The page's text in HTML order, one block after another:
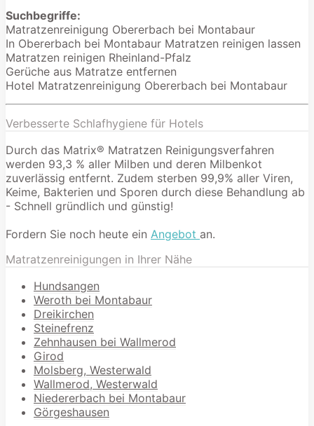
Suchbegriffe:
Matratzenreinigung Obererbach bei Montabaur
In Obererbach bei Montabaur Matratzen reinigen lassen
Matratzen reinigen Rheinland-Pfalz
Gerüche aus Matratze entfernen
Hotel Matratzenreinigung Obererbach bei Montabaur
Verbesserte Schlafhygiene für Hotels
Durch das Matrix® Matratzen Reinigungsverfahren
werden 93,3 % aller Milben und deren Milbenkot
zuverlässig entfernt. Zudem sterben 99,9% aller Viren,
Keime, Bakterien und Sporen durch diese Behandlung ab
- Schnell gründlich und günstig!
Fordern Sie noch heute ein Angebot an.
Matratzenreinigungen in Ihrer Nähe
Hundsangen
Weroth bei Montabaur
Dreikirchen
Steinefrenz
Zehnhausen bei Wallmerod
Girod
Molsberg, Westerwald
Wallmerod, Westerwald
Niedererbach bei Montabaur
Görgeshausen